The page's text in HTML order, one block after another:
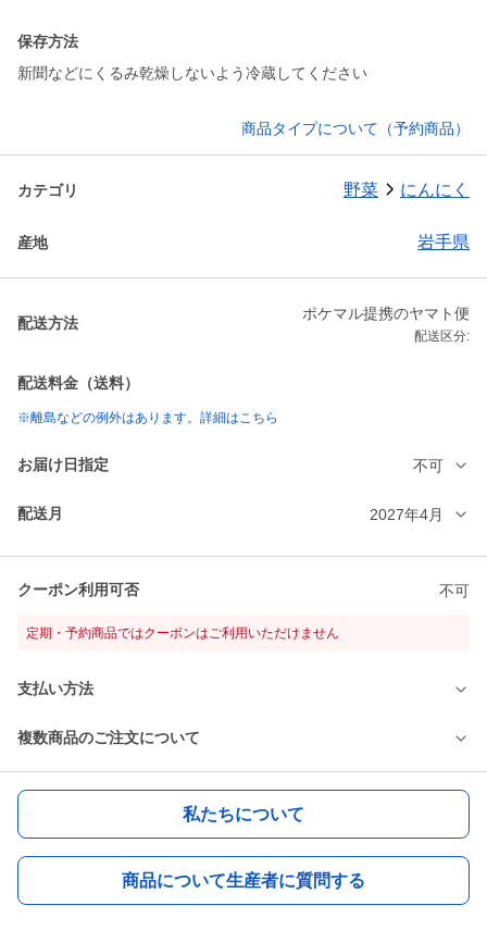
保存方法
新聞などにくるみ乾燥しないよう冷蔵してください
商品タイプについて（予約商品）
カテゴリ 野菜 にんにく
産地 岩手県
配送方法
ポケマル提携のヤマト便
配送区分:
配送料金（送料）
※離島などの例外はあります。詳細はこちら
お届け日指定 不可
配送月 2027年4月
クーポン利用可否 不可
定期・予約商品ではクーポンはご利用いただけません
支払い方法
複数商品のご注文について
私たちについて
商品について生産者に質問する